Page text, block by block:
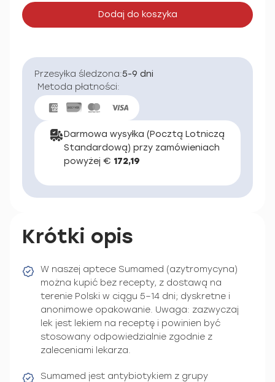
Dodaj do koszyka
Przesyłka śledzona:5-9 dni
Metoda płatności:
Darmowa wysyłka (Pocztą Lotniczą
Standardową) przy zamówieniach
powyżej € 172,19
Krótki opis
W naszej aptece Sumamed (azytromycyna)
można kupić bez recepty, z dostawą na
terenie Polski w ciągu 5–14 dni; dyskretne i
anonimowe opakowanie. Uwaga: zazwyczaj
lek jest lekiem na receptę i powinien być
stosowany odpowiedzialnie zgodnie z
zaleceniami lekarza.
Sumamed jest antybiotykiem z grupy